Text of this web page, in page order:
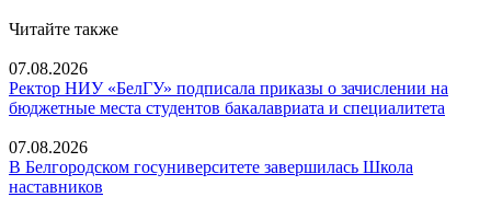
Читайте также
07.08.2026
Ректор НИУ «БелГУ» подписала приказы о зачислении на
бюджетные места студентов бакалавриата и специалитета
07.08.2026
В Белгородском госуниверситете завершилась Школа
наставников